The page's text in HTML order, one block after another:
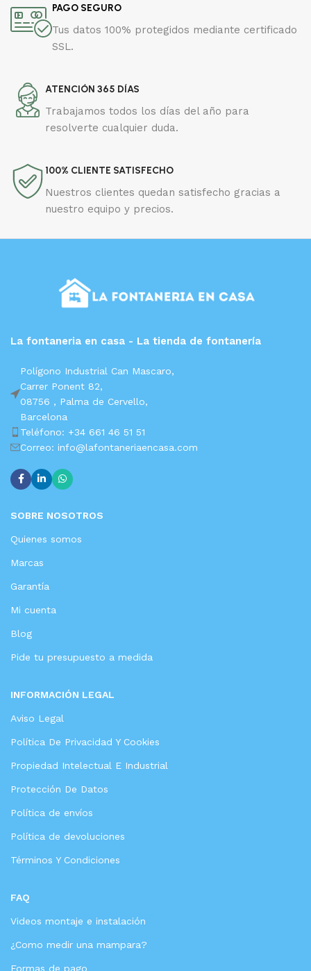
PAGO SEGURO
Tus datos 100% protegidos mediante certificado
SSL.
ATENCIÓN 365 DÍAS
Trabajamos todos los días del año para
resolverte cualquier duda.
100% CLIENTE SATISFECHO
Nuestros clientes quedan satisfecho gracias a
nuestro equipo y precios.
La fontaneria en casa - La tienda de fontanería
Polígono Industrial Can Mascaro,
Carrer Ponent 82,
08756 , Palma de Cervello,
Barcelona
Teléfono: +34 661 46 51 51
Correo: info@lafontaneriaencasa.com
SOBRE NOSOTROS
Quienes somos
Marcas
Garantía
Mi cuenta
Blog
Pide tu presupuesto a medida
INFORMACIÓN LEGAL
Aviso Legal
Política De Privacidad Y Cookies
Propiedad Intelectual E Industrial
Protección De Datos
Política de envíos
Política de devoluciones
Términos Y Condiciones
FAQ
Videos montaje e instalación
¿Como medir una mampara?
Formas de pago